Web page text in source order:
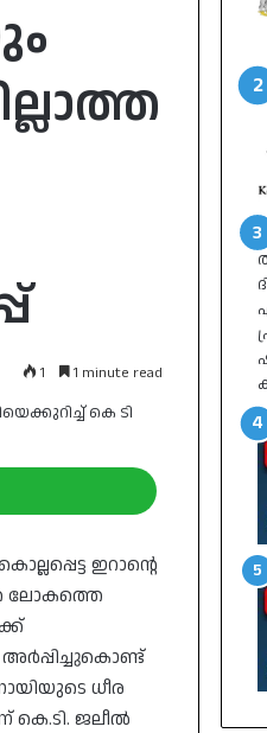
1 1 minute read
ഇറാന്റെ
ലോകത്തെ
അർപ്പിച്ചുകൊണ്ട്
ധീര
ജലീൽ